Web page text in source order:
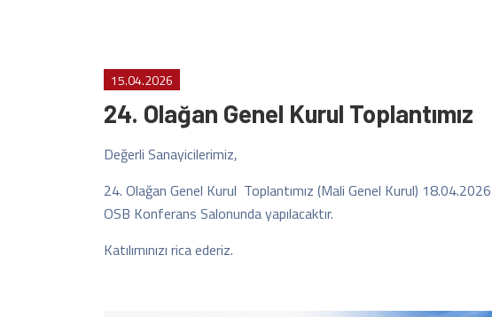
15.04.2026
24. Olağan Genel Kurul Toplantımız
Değerli Sanayicilerimiz,
24. Olağan Genel Kurul Toplantımız (Mali Genel Kurul)
OSB Konferans Salonunda yapılacaktır.
Katılımınızı rica ederiz.